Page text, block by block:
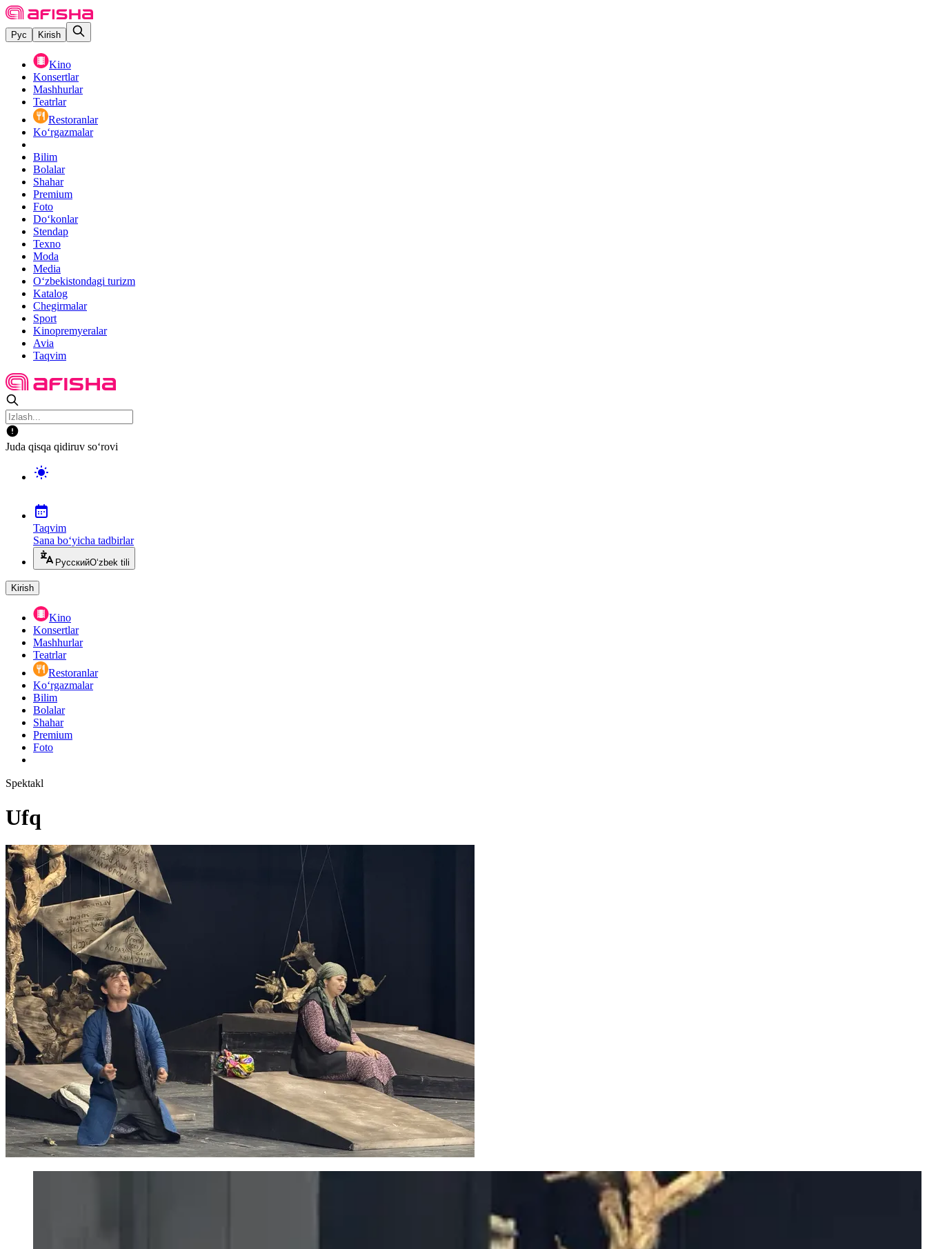
Рус Kirish
Kino
Konsertlar
Mashhurlar
Teatrlar
Restoranlar
Ko‘rgazmalar
Bilim
Bolalar
Shahar
Premium
Foto
Do‘konlar
Stendap
Texno
Moda
Media
O‘zbekistondagi turizm
Katalog
Chegirmalar
Sport
Kinopremyeralar
Avia
Taqvim
Juda qisqa qidiruv so‘rovi
Taqvim
Sana bo‘yicha tadbirlar
РусскийO‘zbek tili
Kirish
Kino
Konsertlar
Mashhurlar
Teatrlar
Restoranlar
Ko‘rgazmalar
Bilim
Bolalar
Shahar
Premium
Foto
Spektakl
Ufq